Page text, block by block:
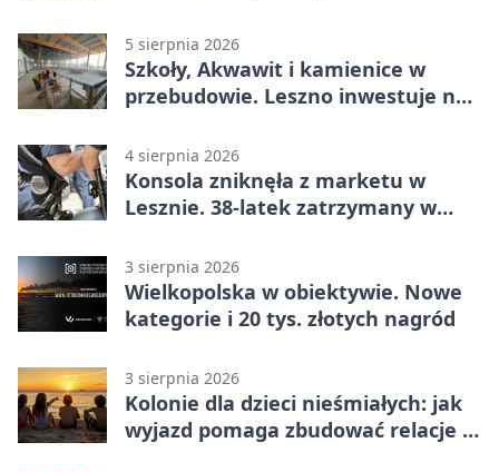
5 sierpnia 2026
Szkoły, Akwawit i kamienice w
przebudowie. Leszno inwestuje na
4 sierpnia 2026
Konsola zniknęła z marketu w
Lesznie. 38-latek zatrzymany w
3 sierpnia 2026
Wielkopolska w obiektywie. Nowe
kategorie i 20 tys. złotych nagród
3 sierpnia 2026
Kolonie dla dzieci nieśmiałych: jak
wyjazd pomaga zbudować relacje z